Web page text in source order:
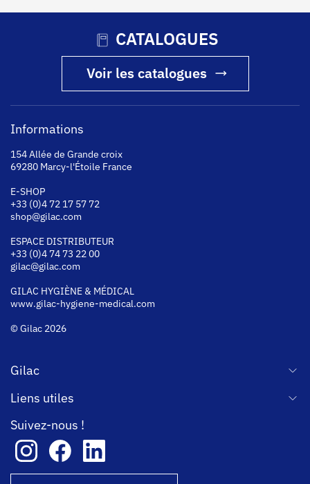
CATALOGUES
Voir les catalogues
Informations
154 Allée de Grande croix
69280 Marcy-l'Étoile France
E-SHOP
+33 (0)4 72 17 57 72
shop@gilac.com
ESPACE DISTRIBUTEUR
+33 (0)4 74 73 22 00
gilac@gilac.com
GILAC HYGIÈNE & MÉDICAL
www.gilac-hygiene-medical.com
© Gilac 2026
Gilac
Liens utiles
Suivez-nous !